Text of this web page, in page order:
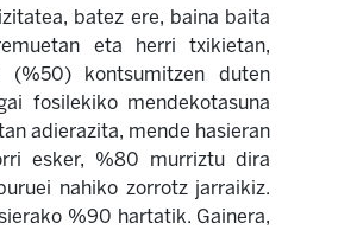
batez ere, baina baita
eta herri txikietan,
kontsumitzen duten
fosilekiko mendekotasuna
adierazita, mende hasieran
esker, %80 murriztu dira
nahiko zorrotz jarraikiz.
%90 hartatik. Gainera,